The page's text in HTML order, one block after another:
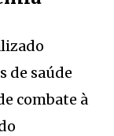
de saúde
combate à